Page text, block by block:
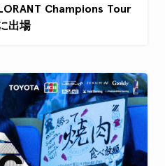
Champions Tour
出場